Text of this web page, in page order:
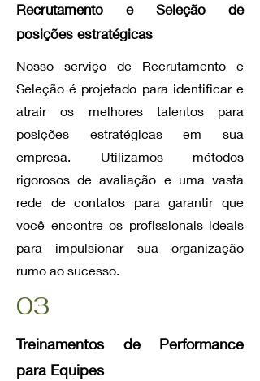
Recrutamento e Seleção de
posições estratégicas
Nosso serviço de Recrutamento e
Seleção é projetado para identificar e
atrair os melhores talentos para
posições estratégicas em sua
empresa. Utilizamos métodos
rigorosos de avaliação e uma vasta
rede de contatos para garantir que
você encontre os profissionais ideais
para impulsionar sua organização
rumo ao sucesso.
03
Treinamentos de Performance
para Equipes